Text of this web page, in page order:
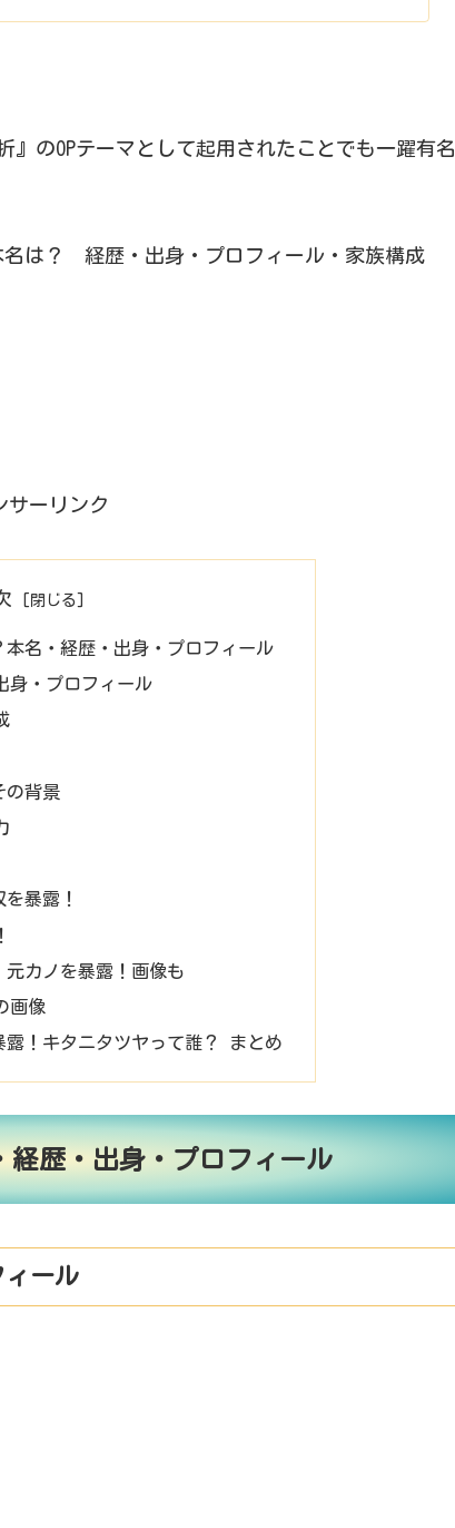
のOPテーマとして起用されたことでも一躍有名
は？ 経歴・出身・プロフィール・家族構成
サーリンク
名・経歴・出身・プロフィール
身・プロフィール
の背景
暴露！
カノを暴露！画像も
画像
露！キタニタツヤって誰？ まとめ
経歴・出身・プロフィール
ール